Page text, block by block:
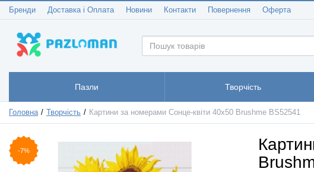
Бренди Доставка і Оплата Новини Контакти Повернення Оферта
Пазли Творчість
Головна Творчість Картини за номерами Сонце-квіти 40x50 Brushme BS52541
-7%